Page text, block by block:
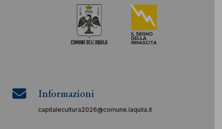
Informazioni
capitalecultura2026@comune.laquila.it